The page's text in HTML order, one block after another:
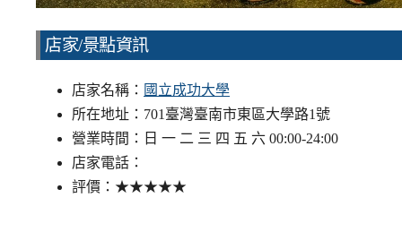
店家/景點資訊
店家名稱： 國立成功大學
所在地址：701臺灣臺南市東區大學路1號
營業時間：日 一 二 三 四 五 六 00:00-24:00
店家電話：
評價：★★★★★